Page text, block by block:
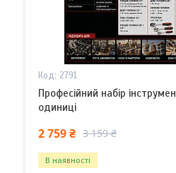
2791
Професійний набір
одиниці
2 759 ₴ 3 159 ₴
В наявності